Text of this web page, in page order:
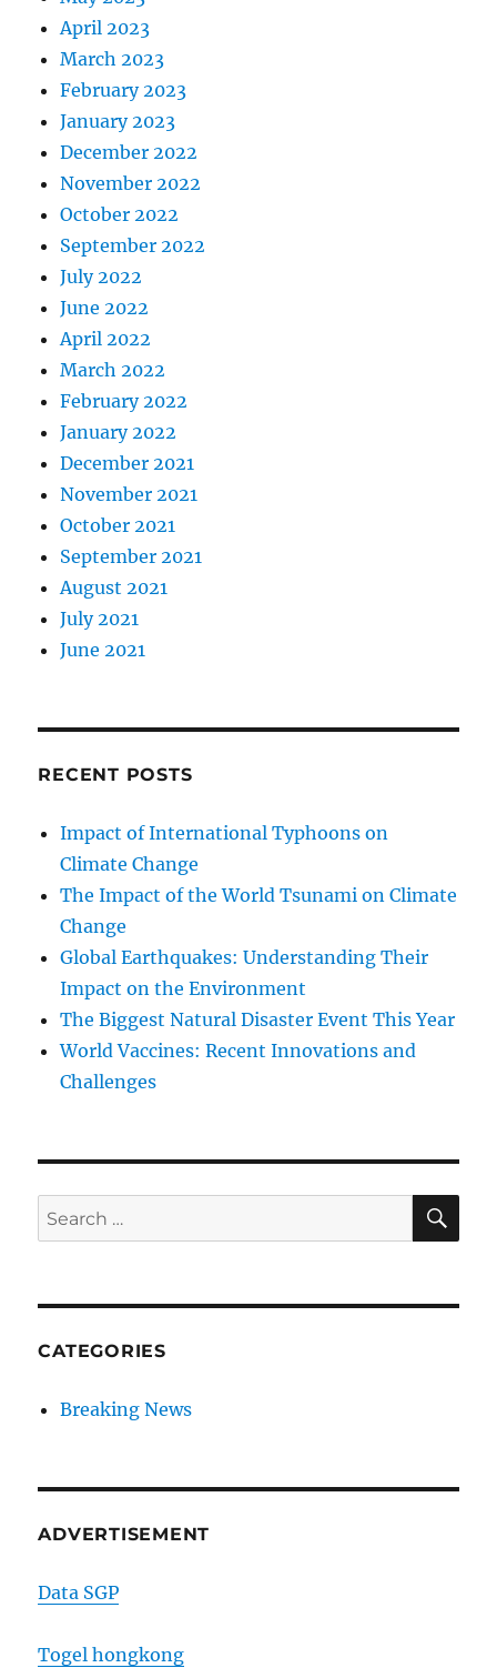
April 2023
March 2023
February 2023
January 2023
December 2022
November 2022
October 2022
September 2022
July 2022
June 2022
April 2022
March 2022
February 2022
January 2022
December 2021
November 2021
October 2021
September 2021
August 2021
July 2021
June 2021
RECENT POSTS
Impact of International Typhoons on
Climate Change
The Impact of the World Tsunami on Climate
Change
Global Earthquakes: Understanding Their
Impact on the Environment
The Biggest Natural Disaster Event This Year
World Vaccines: Recent Innovations and
Challenges
Search
for:
CATEGORIES
Breaking News
ADVERTISEMENT
Data SGP
Togel hongkong